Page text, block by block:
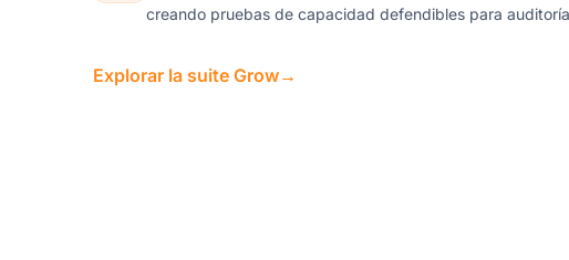
creando pruebas de capacidad defendibles para
Explorar la suite Grow→